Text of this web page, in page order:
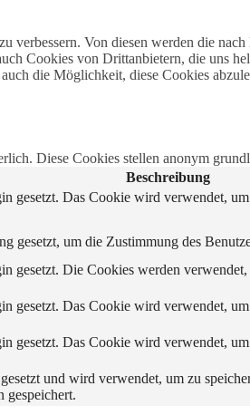
Von diesen werden die
Cookies von Drittanbietern, die uns
die Möglichkeit, diese Cookies
Diese Cookies stellen anonym
Beschreibung
gesetzt. Das Cookie wird verwendet,
um die Zustimmung des
gesetzt. Die Cookies werden
gesetzt. Das Cookie wird verwendet,
gesetzt. Das Cookie wird verwendet,
und wird verwendet, um zu
gespeichert.